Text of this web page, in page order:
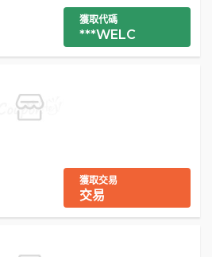
獲取代碼
***WELC
獲取交易
交易